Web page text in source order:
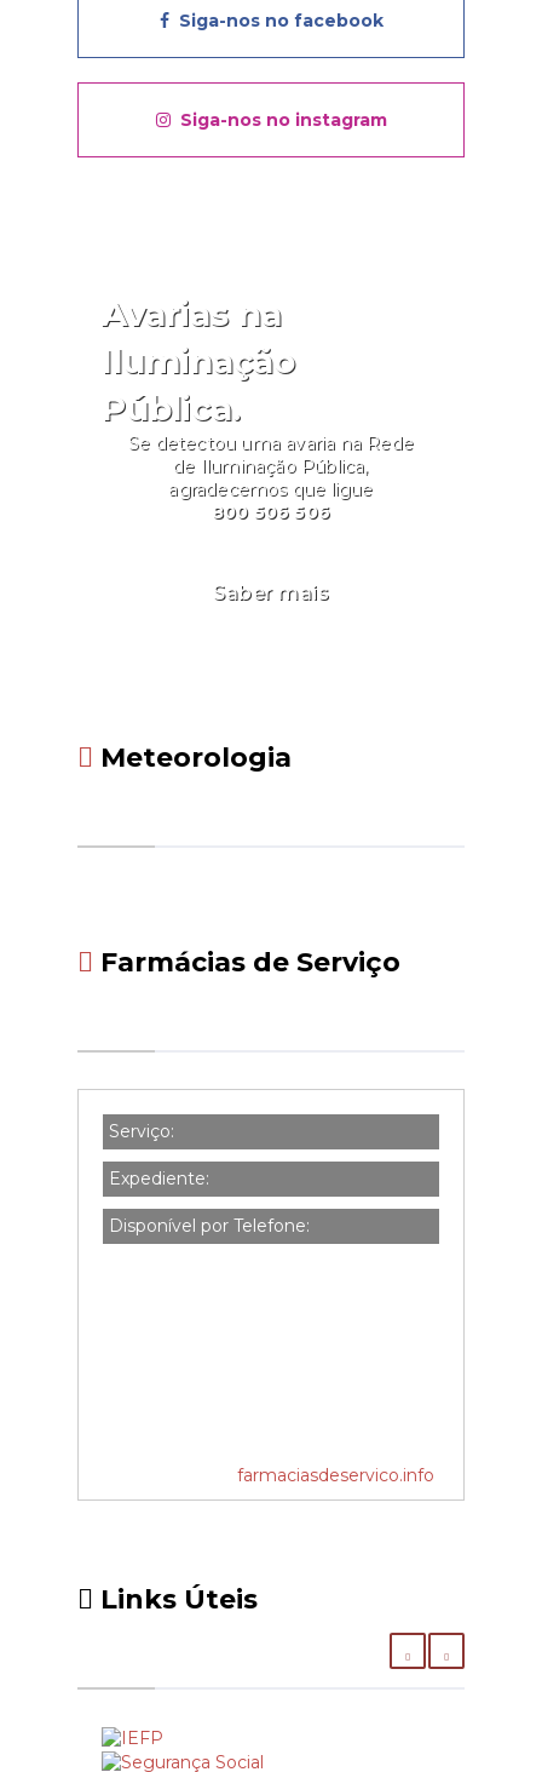
Siga-nos no facebook
Siga-nos no instagram
Avarias na
Iluminação
Pública.
Se detectou uma avaria na Rede
de Iluminação Pública,
agradecemos que ligue
800 506 506
Saber mais
Meteorologia
Farmácias de Serviço
Serviço:
Expediente:
Disponível por Telefone:
farmaciasdeservico.info
Links Úteis